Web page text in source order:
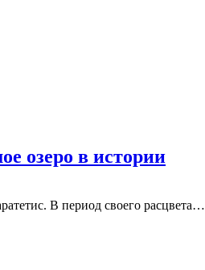
озеро в истории
В период своего расцвета…